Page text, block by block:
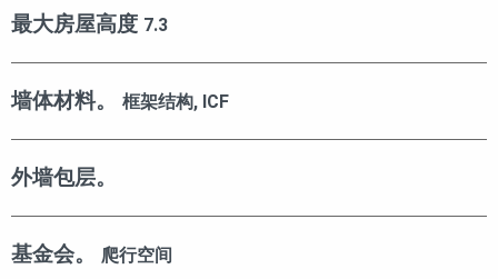
最大房屋高度 7.3
墙体材料。 框架结构, ICF
外墙包层。
基金会。 爬行空间